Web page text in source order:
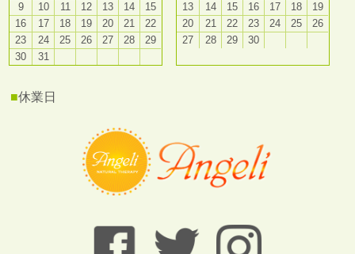
9
10 11 12 13 14
15
16
17 18 19 20 21
22
23
24 25 26 27 28
29
30
31
13
14 15 16 17 18
19
20
21 22 23 24 25
26
27
28 29 30
■休業日